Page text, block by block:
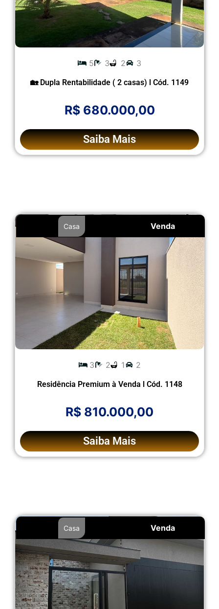
5 3 2 3
🏡 Dupla Rentabilidade ( 2 casas) l Cód. 1149
R$ 680.000,00
Saiba Mais
Venda
Casa
3 2 1 2
Residência Premium à Venda l Cód. 1148
R$ 810.000,00
Saiba Mais
Venda
Casa